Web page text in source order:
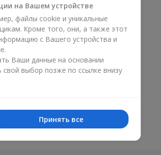
на Вашем устройстве
файлы cookie и уникальные
Кроме того, они, а также этот
с Вашего устройства и
Ваши данные на основании
выбор позже по ссылке внизу
Принять все